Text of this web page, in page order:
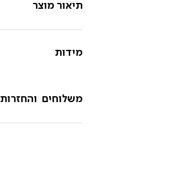
תיאור מוצר
מידות
משלוחים והחזרות